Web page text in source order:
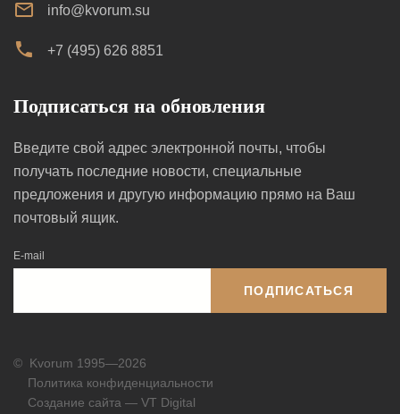
info@kvorum.su
+7 (495) 626 8851
Подписаться на обновления
Введите свой адрес электронной почты, чтобы
получать последние новости, специальные
предложения и другую информацию прямо на Ваш
почтовый ящик.
E-mail
ПОДПИСАТЬСЯ
© Kvorum 1995—2026
Политика конфиденциальности
Создание сайта — VT Digital